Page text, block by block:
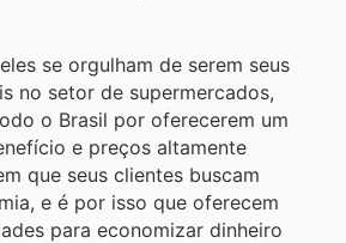
se orgulham de serem seus
no setor de supermercados,
o Brasil por oferecerem um
e preços altamente
que seus clientes buscam
e é por isso que oferecem
para economizar dinheiro